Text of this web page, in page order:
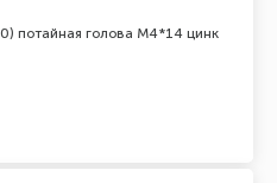
потайная голова М4*14 цинк